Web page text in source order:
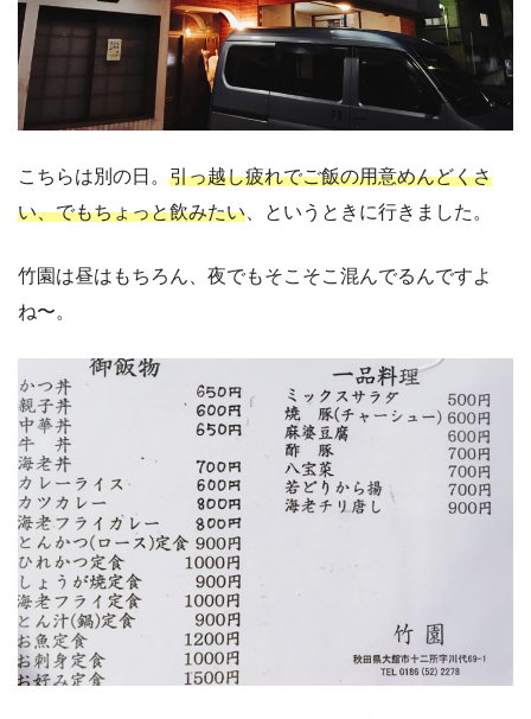
こちらは別の日。 引っ越し疲れでご飯の用意めんどくさ
い、でもちょっと飲みたい 、というときに行きました。
竹園は昼はもちろん、夜でもそこそこ混んでるんですよ
ね〜。